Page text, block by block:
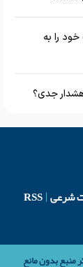
را به
جدی؟
شرعی RSS
منبع بدون مانع